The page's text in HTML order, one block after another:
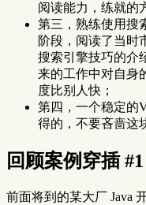
阅读能力，练就的
第三，熟练使用搜
阶段，阅读了当时
搜索引擎技巧的介
来的工作中对自身
度比别人快；
第四，一个稳定的
得的，不要吝啬这
回顾案例穿插 #1
前面将到的某大厂 Java